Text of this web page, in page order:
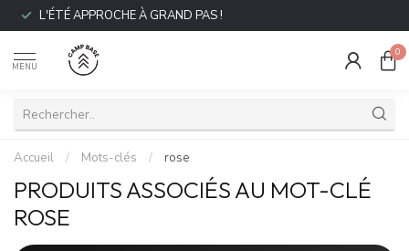
L'ÉTÉ APPROCHE À GRAND PAS !
MENU
0
Accueil / Mots-clés / rose
PRODUITS ASSOCIÉS AU MOT-CLÉ
ROSE